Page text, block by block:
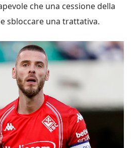
che una cessione della
sbloccare una trattativa.